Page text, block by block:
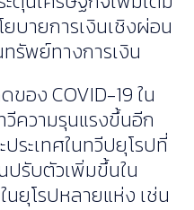
บายการเงินเชิงผ่อน
พย์ทางการเงิน
อง COVID-19 ใน
ความรุนแรงขึ้นอีก
ระเทศในทวีปยุโรปที่
ปรับตัวเพิ่มขึ้นใน
นยุโรปหลายแห่ง เช่น